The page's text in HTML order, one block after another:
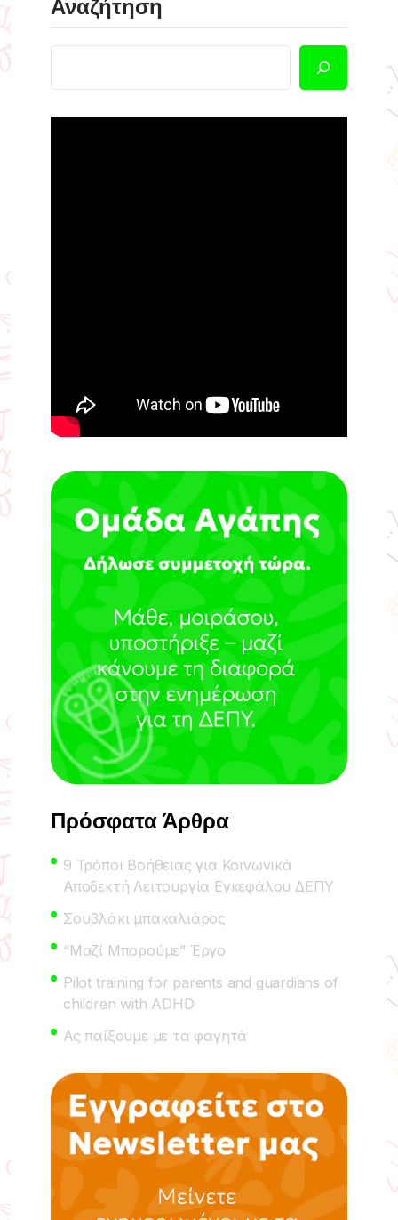
Αναζήτηση
Πρόσφατα Άρθρα
9 Τρόποι Βοήθειας για Κοινωνικά
Αποδεκτή Λειτουργία Εγκεφάλου ΔΕΠΥ
Σουβλάκι μπακαλιάρος
“Μαζί Μπορούμε” Έργο
Pilot training for parents and guardians of
children with ADHD
Ας παίξουμε με τα φαγητά